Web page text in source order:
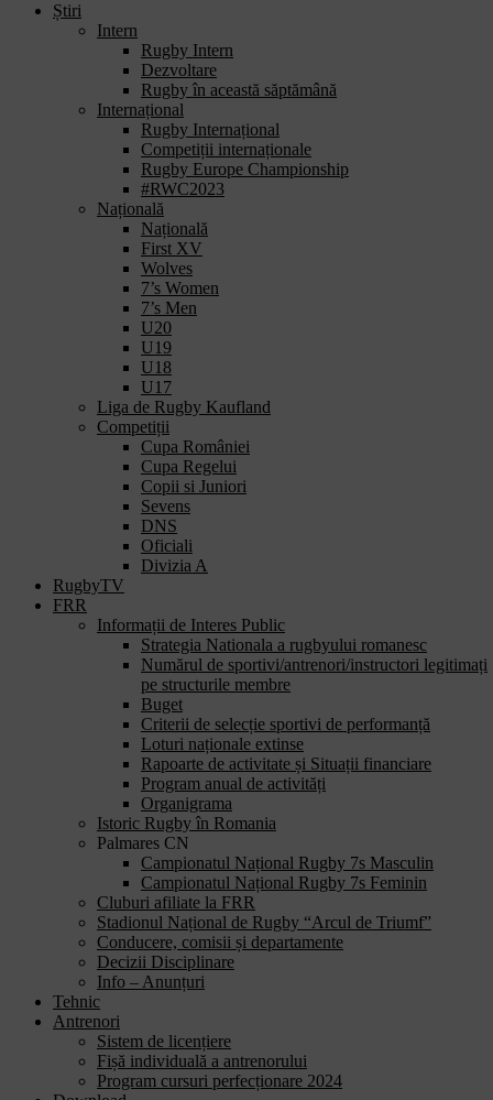
Știri
Intern
Rugby Intern
Dezvoltare
Rugby în această săptămână
Internațional
Rugby Internațional
Competiții internaționale
Rugby Europe Championship
#RWC2023
Națională
Națională
First XV
Wolves
7’s Women
7’s Men
U20
U19
U18
U17
Liga de Rugby Kaufland
Competiții
Cupa României
Cupa Regelui
Copii si Juniori
Sevens
DNS
Oficiali
Divizia A
RugbyTV
FRR
Informații de Interes Public
Strategia Nationala a rugbyului romanesc
Numărul de sportivi/antrenori/instructori legitimați
pe structurile membre
Buget
Criterii de selecție sportivi de performanță
Loturi naționale extinse
Rapoarte de activitate și Situații financiare
Program anual de activități
Organigrama
Istoric Rugby în Romania
Palmares CN
Campionatul Național Rugby 7s Masculin
Campionatul Național Rugby 7s Feminin
Cluburi afiliate la FRR
Stadionul Național de Rugby “Arcul de Triumf”
Conducere, comisii și departamente
Decizii Disciplinare
Info – Anunțuri
Tehnic
Antrenori
Sistem de licențiere
Fișă individuală a antrenorului
Program cursuri perfecționare 2024